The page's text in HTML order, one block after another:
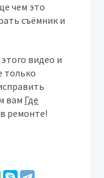
чем это
съёмник и
видео и
только
вам Где
ремонте!